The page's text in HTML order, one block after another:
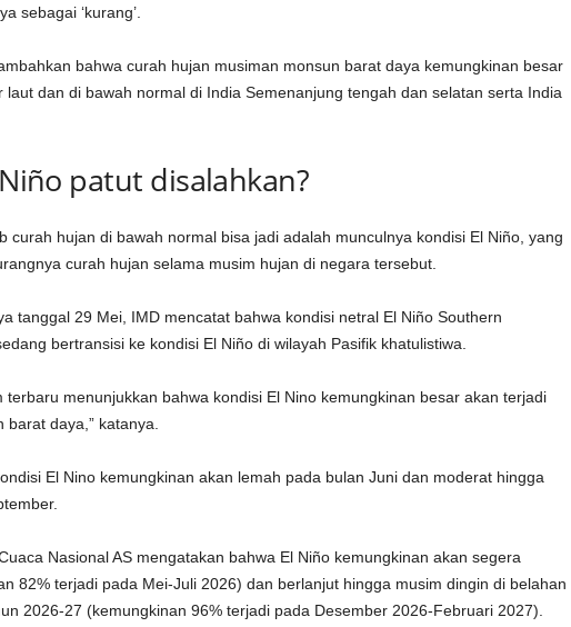
sebagai ‘kurang’.
bahwa curah hujan musiman monsun barat daya kemungkinan besar
laut dan di bawah normal di India Semenanjung tengah dan selatan serta India
patut disalahkan?
curah hujan di bawah normal bisa jadi adalah munculnya kondisi El Niño, yang
curah hujan selama musim hujan di negara tersebut.
tanggal 29 Mei, IMD mencatat bahwa kondisi netral El Niño Southern
bertransisi ke kondisi El Niño di wilayah Pasifik khatulistiwa.
terbaru menunjukkan bahwa kondisi El Nino kemungkinan besar akan terjadi
daya,” katanya.
El Nino kemungkinan akan lemah pada bulan Juni dan moderat hingga
Nasional AS mengatakan bahwa El Niño kemungkinan akan segera
82% terjadi pada Mei-Juli 2026) dan berlanjut hingga musim dingin di belahan
2026-27 (kemungkinan 96% terjadi pada Desember 2026-Februari 2027).